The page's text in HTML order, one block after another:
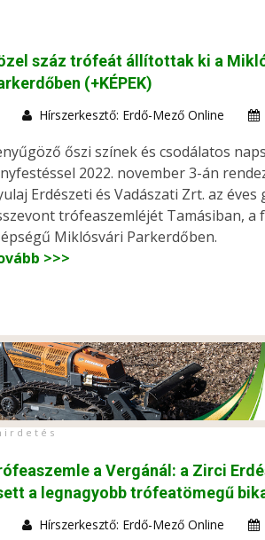
száz trófeát állítottak ki a
(+KÉPEK)
Hírszerkesztő: Erdő-Mező Online
őszi színek és csodálatos
2022. november 3-án
Erdészeti és Vadászati Zrt. az éves
trófeaszemléjét Tamásiban, a
Miklósvári Parkerdőben.
>>>
i r d e t é s
a Vergánál: a Zirci
a legnagyobb trófeatömegű
Hírszerkesztő: Erdő-Mező Online